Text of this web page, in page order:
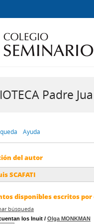
Padre
Ayuda
del autor
SCAFATI
disponibles escritos
búsqueda
los Inuit / Olga MONKMAN